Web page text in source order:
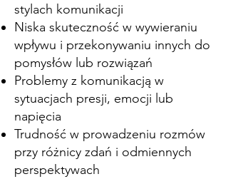
stylach komunikacji
Niska skuteczność w wywieraniu
wpływu i przekonywaniu innych do
pomysłów lub rozwiązań
Problemy z komunikacją w
sytuacjach presji, emocji lub
napięcia
Trudność w prowadzeniu rozmów
przy różnicy zdań i odmiennych
perspektywach